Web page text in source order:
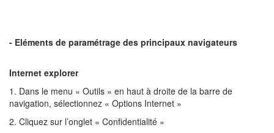
- Eléments de paramétrage des principaux navigateurs
Internet explorer
1. Dans le menu « Outils » en haut à droite de la barre de
navigation, sélectionnez « Options Internet »
2. Cliquez sur l’onglet « Confidentialité »